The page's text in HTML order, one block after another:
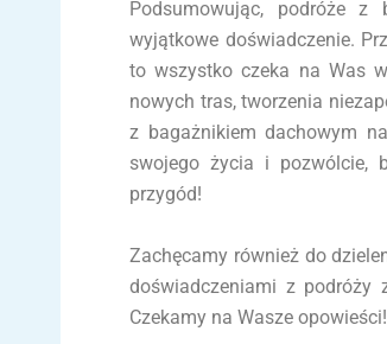
Podsumowując, podróże
wyjątkowe doświadczenie.
to wszystko czeka na Was
nowych tras, tworzenia
z bagażnikiem dachowym
swojego życia i pozwólcie,
przygód!
Zachęcamy również do
doświadczeniami z podróży
Czekamy na Wasze opowieści!